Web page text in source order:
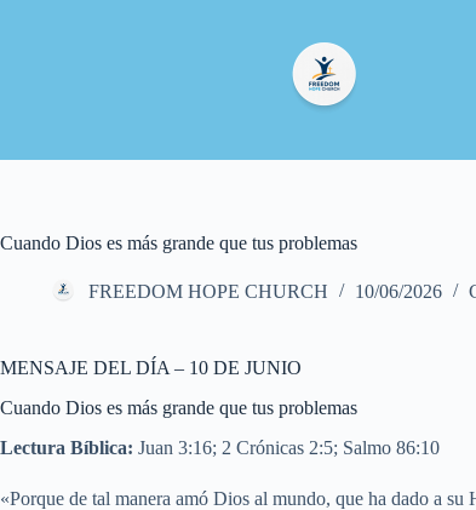
Cuando Dios es más grande que tus problemas
FREEDOM HOPE CHURCH 10/06/2026
MENSAJE DEL DÍA – 10 DE JUNIO
Cuando Dios es más grande que tus problemas
Lectura Bíblica: Juan 3:16; 2 Crónicas 2:5; Salmo 86:10
«Porque de tal manera amó Dios al mundo, que ha dado a